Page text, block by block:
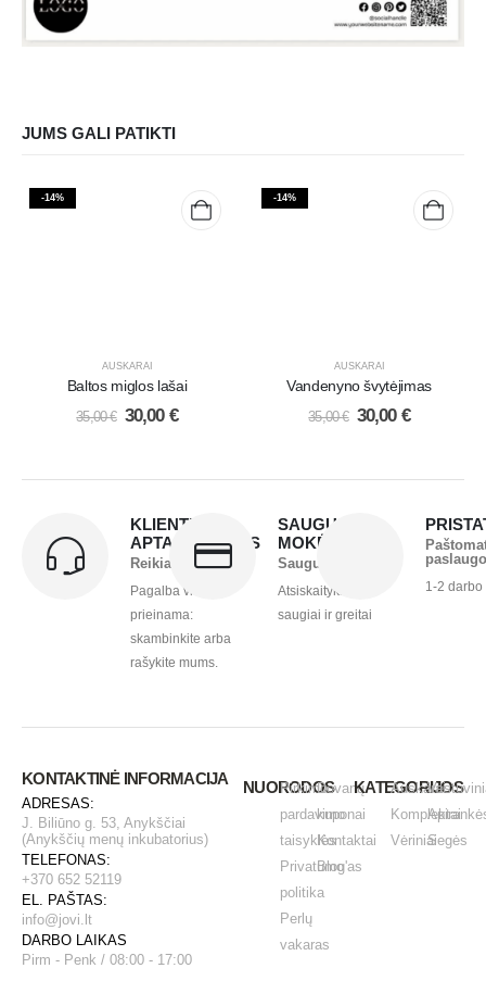
JUMS GALI PATIKTI
-14%
AUSKARAI
Baltos miglos lašai
35,00€ 30,00 €
-14%
AUSKARAI
Vandenyno švytėjimas
35,00€ 30,00 €
KLIENTŲ
APTARNAVIMAS
Reikia pagalbos?
Pagalba visada
prieinama:
skambinkite arba
rašykite mums.
SAUGUS
MOKĖJIMAS
Saugu ir greita
Atsiskaitykite
saugiai ir greitai
1-2
KONTAKTINĖ INFORMACIJA
ADRESAS:
J. Biliūno g. 53, Anykščiai
(Anykščių menų inkubatorius)
TELEFONAS:
+370 652 52119
EL. PAŠTAS:
info@jovi.lt
DARBO LAIKAS
Pirm - Penk / 08:00 - 17:00
NUORODOS
Pirkimo -
pardavimo
taisyklės
Privatumo
politika
Perlų
vakaras
Dovanų
kuponai
Kontaktai
Blog'as
KATEGORIJOS
Auskarai
Komplektai
VėriniaiSegės